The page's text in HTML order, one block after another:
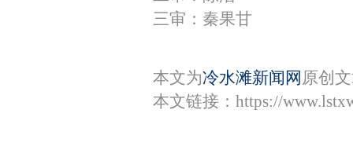
三审：秦果甘
本文为冷水滩新闻网 原创
本文链接： https://